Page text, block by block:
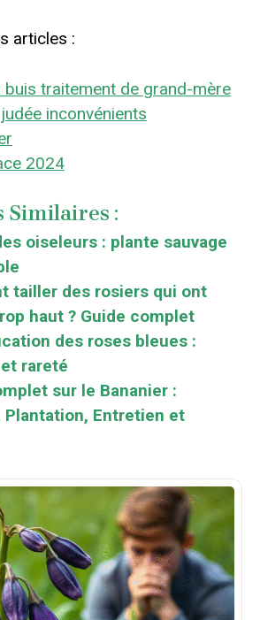
articles :
buis traitement de grand-mère
inconvénients
2024
Similaires :
oiseleurs : plante sauvage
tailler des rosiers qui ont
haut ? Guide complet
des roses bleues :
rareté
sur le Bananier :
Plantation, Entretien et